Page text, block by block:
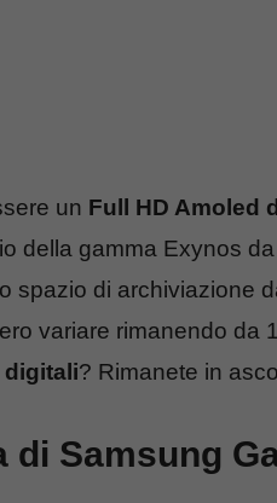
un Full HD Amoled
della gamma Exynos
spazio di archiviazione
variare rimanendo da
digitali? Rimanete in
di Samsung